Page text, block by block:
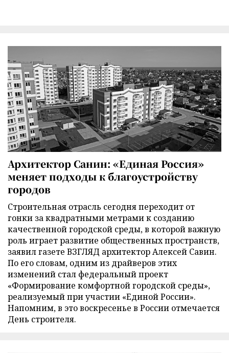
Архитектор Санин: «Единая Россия»
меняет подходы к благоустройству
городов
Строительная отрасль сегодня переходит от
гонки за квадратными метрами к созданию
качественной городской среды, в которой важную
роль играет развитие общественных пространств,
заявил газете ВЗГЛЯД архитектор Алексей Савин.
По его словам, одним из драйверов этих
изменений стал федеральный проект
«Формирование комфортной городской среды»,
реализуемый при участии «Единой России».
Напомним, в это воскресенье в России отмечается
День строителя.